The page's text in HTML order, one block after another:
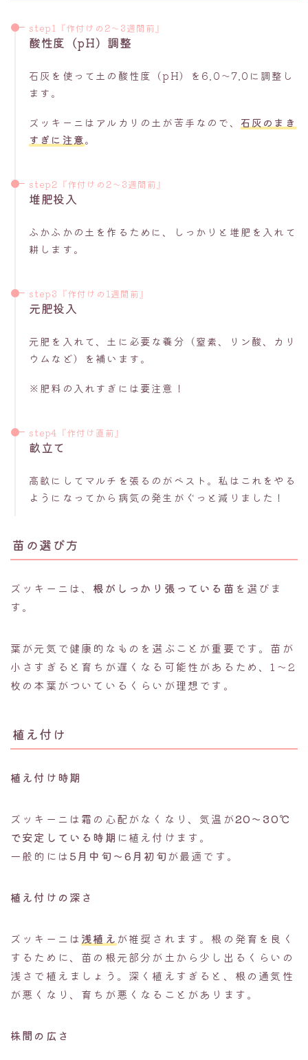
step1『作付けの2〜3週間前』
酸性度（pH）調整
石灰を使って土の酸性度（pH）を6.0〜7.0に調整し
ます。
ズッキーニはアルカリの土が苦手なので、 石灰のまき
すぎに注意。
step2『作付けの2〜3週間前』
堆肥投入
ふかふかの土を作るために、しっかりと堆肥を入れて
耕します。
step3『作付けの1週間前』
元肥投入
元肥を入れて、土に必要な養分（窒素、リン酸、カリ
ウムなど）を補います。
※肥料の入れすぎには要注意！
step4『作付け直前』
畝立て
高畝にしてマルチを張るのがベスト。私はこれをやる
ようになってから病気の発生がぐっと減りました！
苗の選び方
ズッキーニは、 根がしっかり張っている苗 を選びま
す。
葉が元気で健康的なものを選ぶことが重要です。苗が
小さすぎると育ちが遅くなる可能性があるため、1〜2
枚の本葉がついているくらいが理想です。
植え付け
植え付け時期
ズッキーニは霜の心配がなくなり、気温が20〜30℃
で安定している時期 に植え付けます。
一般的には5月中旬〜6月初旬 が最適です。
植え付けの深さ
ズッキーニは浅植え が推奨されます。根の発育を良く
するために、苗の根元部分が土から少し出るくらいの
浅さで植えましょう。深く植えすぎると、根の通気性
が悪くなり、育ちが悪くなることがあります。
株間の広さ